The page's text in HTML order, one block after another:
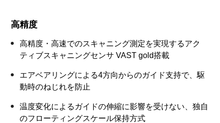
高精度
高精度・高速でのスキャニング測定を実現するアク
ティブスキャニングセンサ VAST gold搭載
エアベアリングによる4方向からのガイド支持で、駆
動時のねじれを防止
温度変化によるガイドの伸縮に影響を受けない、独自
のフローティングスケール保持方式